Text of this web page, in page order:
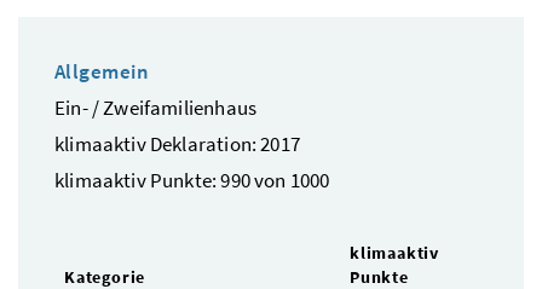
Allgemein
Ein- / Zweifamilienhaus
klimaaktiv Deklaration: 2017
klimaaktiv Punkte: 990 von 1000
Kategorie
klimaaktiv
Punkte